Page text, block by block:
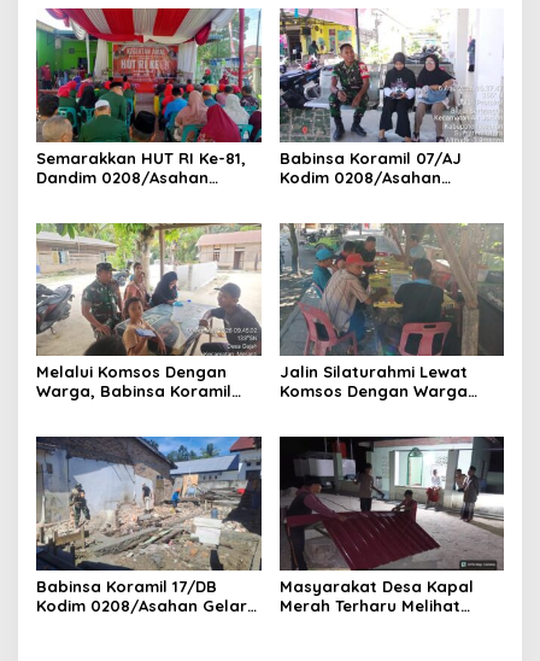
Semarakkan HUT RI Ke-81,
Dandim 0208/Asahan
Kemenag Asahan
Babinsa Koramil 07/AJ
Kodim 0208/Asahan
Kesehatan Di Puskesmas
Melalui Komsos Dengan
Warga, Babinsa Koramil
ebersihan Dan Kamtibmas
Jalin Silaturahmi Lewat
Komsos Dengan Warga
Babinsa Koramil 17/DB
Kodim 0208/Asahan Gelar
Masyarakat Desa Kapal
Merah Terharu Melihat